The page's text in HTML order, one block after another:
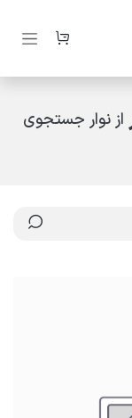
از نوار جستجوی